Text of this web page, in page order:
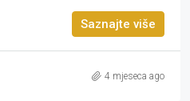
Saznajte više
4 mjeseca ago